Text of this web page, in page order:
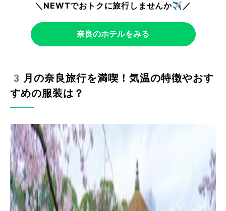
＼NEWTでおトクに旅行しませんか✈️／
奈良のホテルをみる
3月の奈良旅行を満喫！気温の特徴やおす
すめの服装は？